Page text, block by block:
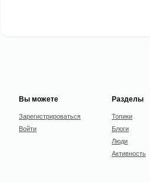
Вы можете
Зарегистрироваться
Войти
Разделы
Топики
Блоги
Люди
Активность